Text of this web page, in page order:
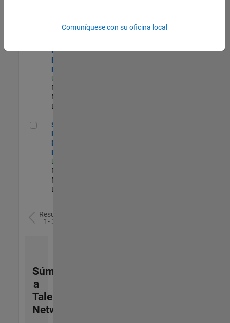
Experimentado
Product
Engineer -
FPGA / ASIC
US-MA-Natick
Product
Marketing |
Experimentado
Senior Product Marketing Engineer
Senior
Product
Marketing
Engineer
US-MA-Natick
Product
Marketing |
Experimentado
Resultados
1- 3 de
Súmese
a
Talent
Network
Comuníquese con su oficina local